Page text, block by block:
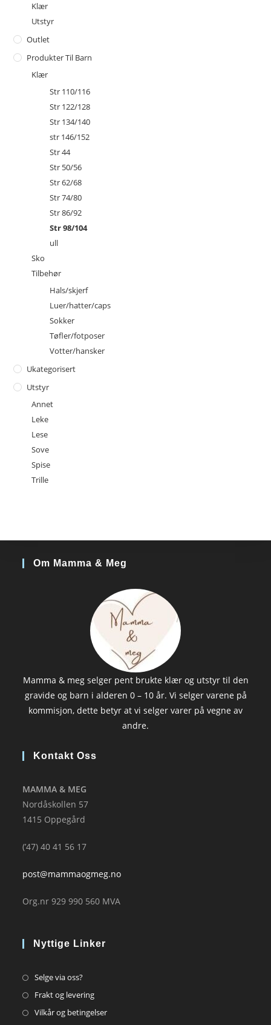
Klær
Utstyr
Outlet
Produkter Til Barn
Klær
Str 110/116
Str 122/128
Str 134/140
str 146/152
Str 44
Str 50/56
Str 62/68
Str 74/80
Str 86/92
Str 98/104
ull
Sko
Tilbehør
Hals/skjerf
Luer/hatter/caps
Sokker
Tøfler/fotposer
Votter/hansker
Ukategorisert
Utstyr
Annet
Leke
Lese
Sove
Spise
Trille
Om Mamma & Meg
Mamma & meg selger pent brukte klær og utstyr til den
gravide og barn i alderen 0 – 10 år. Vi selger varene på
kommisjon, dette betyr at vi selger varer på vegne av
andre.
Kontakt Oss
MAMMA & MEG
Nordåskollen 57
1415 Oppegård
(’47) 40 41 56 17
post@mammaogmeg.no
Org.nr 929 990 560 MVA
Nyttige Linker
Selge via oss?Opens
in
Frakt og leveringOpens
in
Vilkår og betingelserOpens